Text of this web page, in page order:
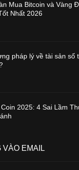
Mua Bitcoin và Vàng
Nhất 2026
pháp lý về tài sản số
2025: 4 Sai Lầm
EMAIL